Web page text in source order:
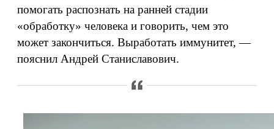
помогать распознать на ранней стадии
«обработку» человека и говорить, чем это
может закончиться. Выработать иммунитет, —
пояснил Андрей Станиславович.